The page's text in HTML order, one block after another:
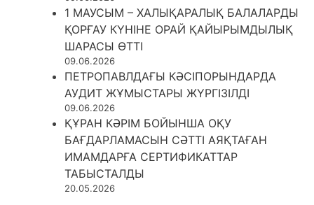
1 МАУСЫМ – ХАЛЫҚАРАЛЫҚ БАЛАЛАРДЫ
ҚОРҒАУ КҮНІНЕ ОРАЙ ҚАЙЫРЫМДЫЛЫҚ
ШАРАСЫ ӨТТІ
09.06.2026
ПЕТРОПАВЛДАҒЫ КӘСІПОРЫНДАРДА
АУДИТ ЖҰМЫСТАРЫ ЖҮРГІЗІЛДІ
09.06.2026
ҚҰРАН КӘРІМ БОЙЫНША ОҚУ
БАҒДАРЛАМАСЫН СӘТТІ АЯҚТАҒАН
ИМАМДАРҒА СЕРТИФИКАТТАР
ТАБЫСТАЛДЫ
20.05.2026